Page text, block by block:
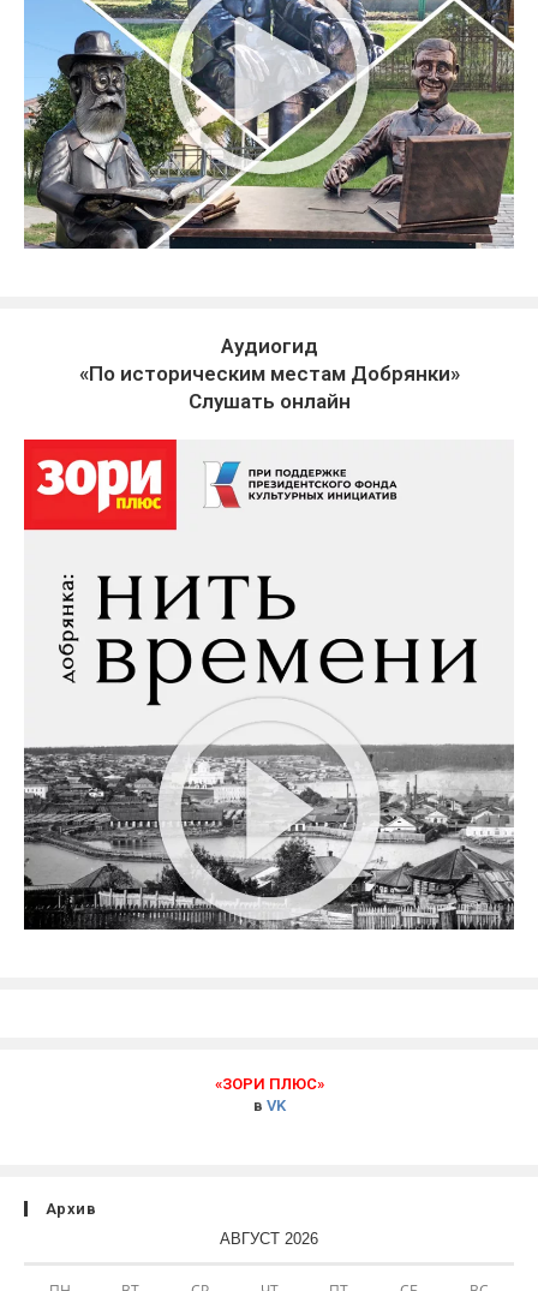
Аудиогид
«По историческим местам Добрянки»
Слушать онлайн
«ЗОРИ ПЛЮС»
в VK
Архив
АВГУСТ 2026